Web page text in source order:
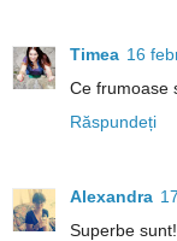
Timea 16
Ce frumoase
Răspundeți
Alexandra
Superbe